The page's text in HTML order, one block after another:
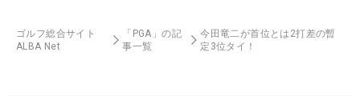
ゴルフ総合サイト
ALBA Net
「PGA」の記
事一覧
今田竜二が首位とは2打差の暫
定3位タイ！